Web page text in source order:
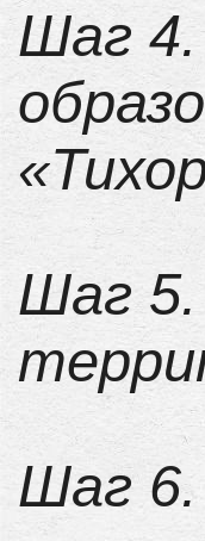
Шаг 4.
Шаг 5.
Шаг